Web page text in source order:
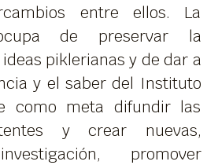
entre ellos. La
de preservar la
piklerianas y de dar a
y el saber del Instituto
como meta difundir las
y crear nuevas,
promover